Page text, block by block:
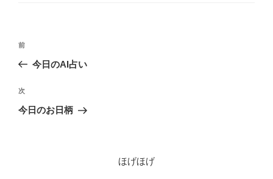
投
ビ
ゲ
前
の
稿
前
今日のAI占い
次
の
次
今日のお日柄
ほげほげ